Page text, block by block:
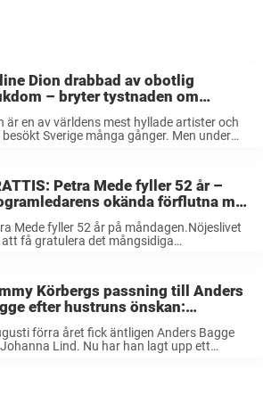
Dion drabbad av obotlig
– bryter tystnaden om
är en av världens mest hyllade artister och
besökt Sverige många gånger. Men under
Petra Mede fyller 52 år –
okända förflutna med
Mede fyller 52 år på måndagen.Nöjeslivet
att få gratulera det mångsidiga
Petra Mede är en mångsidig tv-
som ...
Körbergs passning till Anders
efter hustruns önskan:
hon ihåg mig?”
förra året fick äntligen Anders Bagge
Lind. Nu har han lagt upp ett